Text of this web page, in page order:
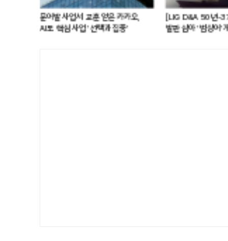
AI DC 패권 도전
LG전자, 대형 TV 구독하면
스탠바이미2 구독료 반값...소비자
[LIG
유도무